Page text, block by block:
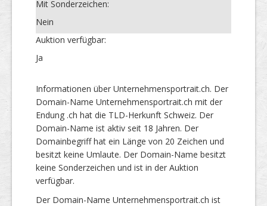
Mit Sonderzeichen:
Nein
Auktion verfügbar:
Ja
Informationen über Unternehmensportrait.ch. Der
Domain-Name Unternehmensportrait.ch mit der
Endung .ch hat die TLD-Herkunft Schweiz. Der
Domain-Name ist aktiv seit 18 Jahren. Der
Domainbegriff hat ein Länge von 20 Zeichen und
besitzt keine Umlaute. Der Domain-Name besitzt
keine Sonderzeichen und ist in der Auktion
verfügbar.
Der Domain-Name Unternehmensportrait.ch ist